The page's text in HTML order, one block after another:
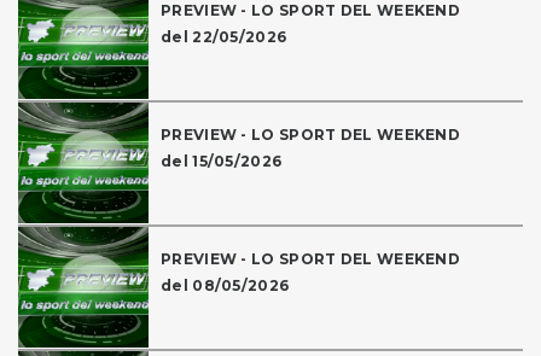
PREVIEW - LO SPORT DEL WEEKEND
del 22/05/2026
PREVIEW - LO SPORT DEL WEEKEND
del 15/05/2026
PREVIEW - LO SPORT DEL WEEKEND
del 08/05/2026